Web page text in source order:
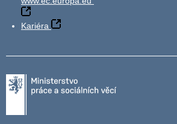
Kariéra